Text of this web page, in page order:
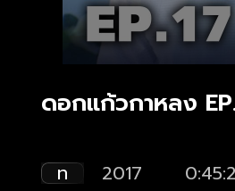
ดอกแก้วกาหลง
ท 2017